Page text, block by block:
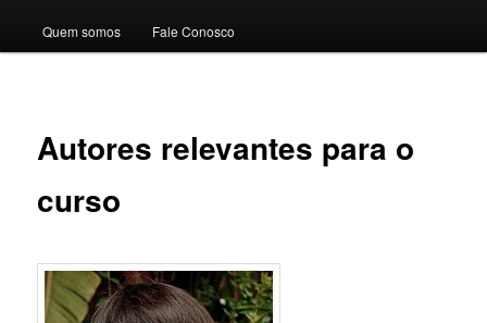
Quem somos Fale Conosco
Autores relevantes para o
curso